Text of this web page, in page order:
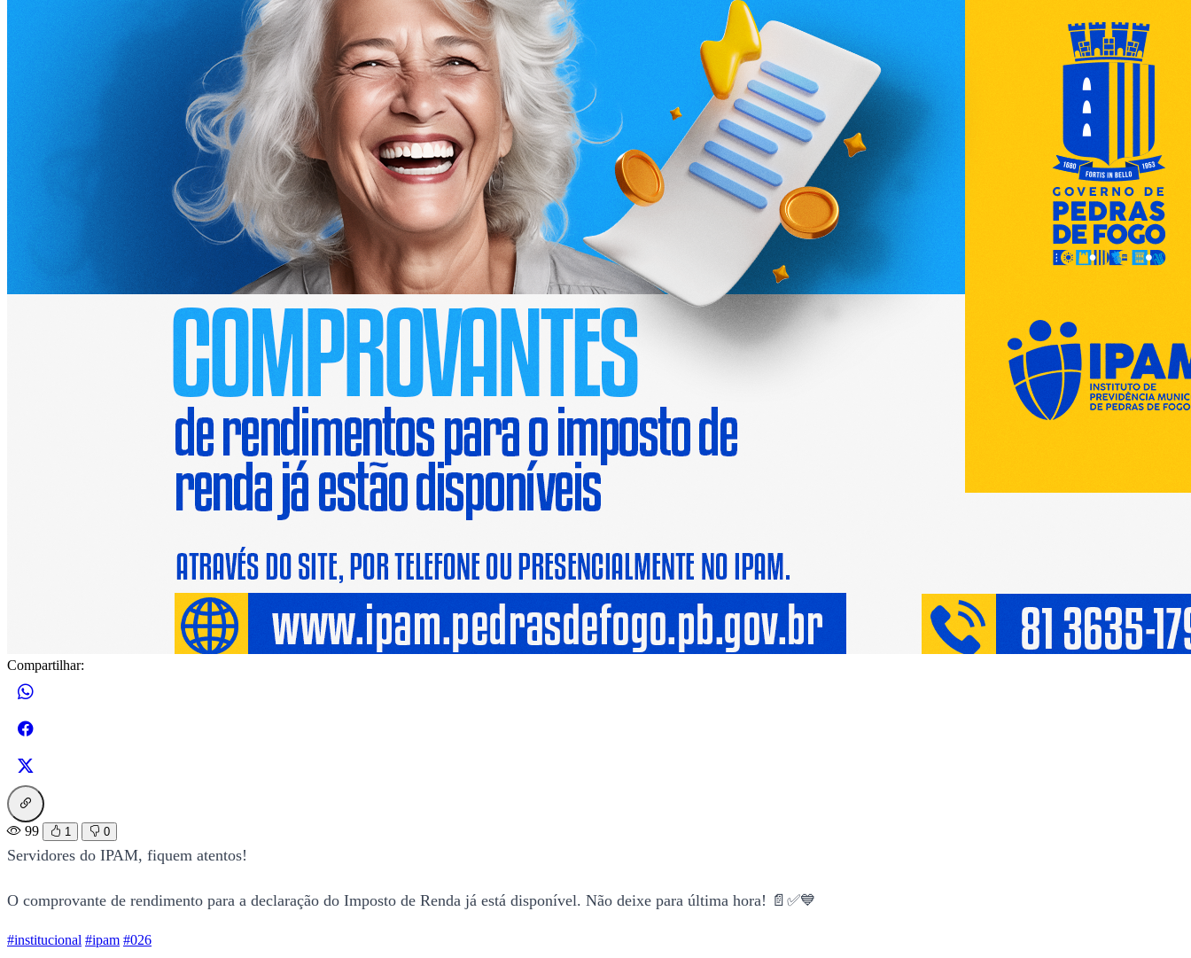
Compartilhar:
99 1 0
Servidores do IPAM, fiquem atentos!
O comprovante de rendimento para a declaração do Imposto de Renda já está disponível. Não deixe para última hora! 📄✅💙
#institucional #ipam #026